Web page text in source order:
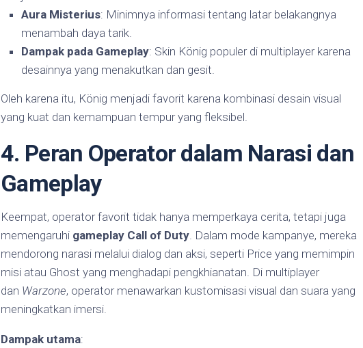
Aura Misterius: Minimnya informasi tentang latar belakangnya
menambah daya tarik.
Dampak pada Gameplay: Skin König populer di multiplayer karena
desainnya yang menakutkan dan gesit.
Oleh karena itu, König menjadi favorit karena kombinasi desain visual
yang kuat dan kemampuan tempur yang fleksibel.
4. Peran Operator dalam Narasi dan
Gameplay
Keempat, operator favorit tidak hanya memperkaya cerita, tetapi juga
memengaruhi gameplay Call of Duty. Dalam mode kampanye, mereka
mendorong narasi melalui dialog dan aksi, seperti Price yang memimpin
misi atau Ghost yang menghadapi pengkhianatan. Di multiplayer
dan Warzone, operator menawarkan kustomisasi visual dan suara yang
meningkatkan imersi.
Dampak utama: